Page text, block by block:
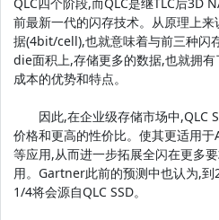
前最新一代的闪存技术。从原理上
据(4bit/cell),也就意味着与前三种闪
die面积上,存储更多的数据,也就拥
成本的优势和特点。
因此,在企业级存储市场中,QLC
价格和更高的性价比。使其更适用
等应用,从而进一步拓展全闪在更多
用。Gartner此前的预测中也认为,
1/4将会源自QLC SSD。